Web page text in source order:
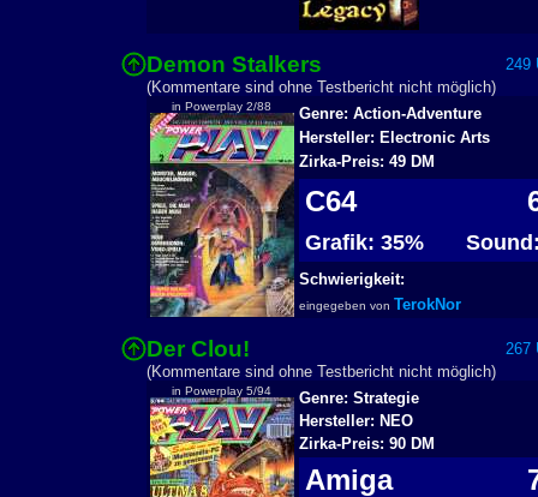
Demon Stalkers
249
(Kommentare sind ohne Testbericht nicht möglich)
in Powerplay 2/88
Genre: Action-Adventure
Hersteller: Electronic Arts
Zirka-Preis: 49 DM
C64
Grafik: 35%
Schwierigkeit:
eingegeben von TerokNor
Der Clou!
267
(Kommentare sind ohne Testbericht nicht möglich)
in Powerplay 5/94
Genre: Strategie
Hersteller: NEO
Zirka-Preis: 90 DM
Amiga